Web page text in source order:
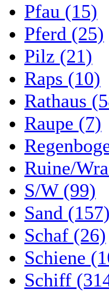
Pfau (15)
Pferd (25)
Pilz (21)
Raps (10)
Rathaus
Raupe (7)
Ruine/
S/W (99)
Sand (157)
Schaf (26)
Schiene
Schiff